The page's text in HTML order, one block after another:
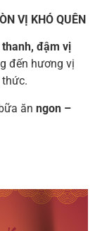
VỊ KHÓ QUÊN
đậm vị
đến hương vị
ăn ngon –